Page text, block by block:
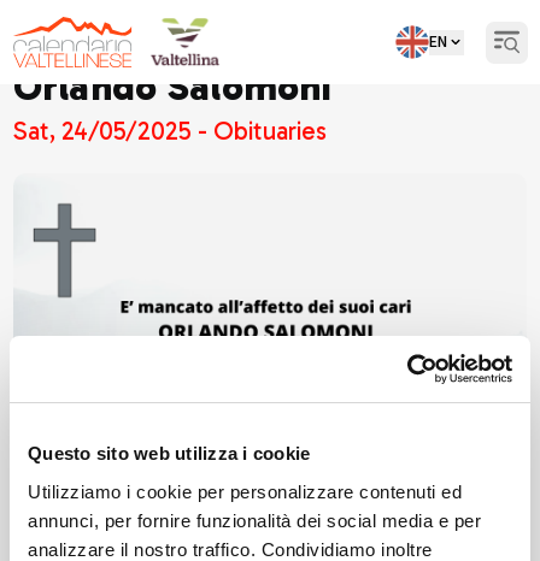
Questo sito web utilizza i cookie
Utilizziamo i cookie per personalizzare contenuti ed
annunci, per fornire funzionalità dei social media e per
analizzare il nostro traffico. Condividiamo inoltre
EN
Orlando Salomoni
Sat, 24/05/2025 - Obituaries